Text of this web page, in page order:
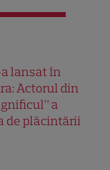
lansat în
Actorul din
a
de plăcintării